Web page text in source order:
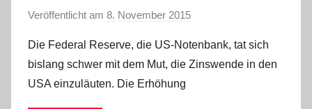
Veröffentlicht am 8. November 2015
n
a
Die Federal Reserve, die US-Notenbank, tat sich
bislang schwer mit dem Mut, die Zinswende in den
USA einzuläuten. Die Erhöhung